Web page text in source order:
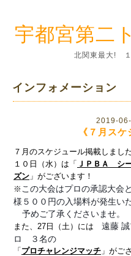
宇都宮第二
北関東最大!
インフォメーション
2019-
《７月スケ
７月のスケジュール掲載しまし
１０日（水）は「 ＪＰＢＡ シ
ズン 」がございます！
※ この大会はプロの承認大会
様５００円の入場料が発生い
予めご了承くださいませ。
また、27日（土）には 遠藤
ロ ３名の
「 プロチャレンジマッチ 」がご